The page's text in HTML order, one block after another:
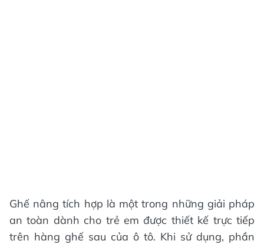
Ghế nâng tích hợp là một trong những giải pháp
an toàn dành cho trẻ em được thiết kế trực tiếp
trên hàng ghế sau của ô tô. Khi sử dụng, phần